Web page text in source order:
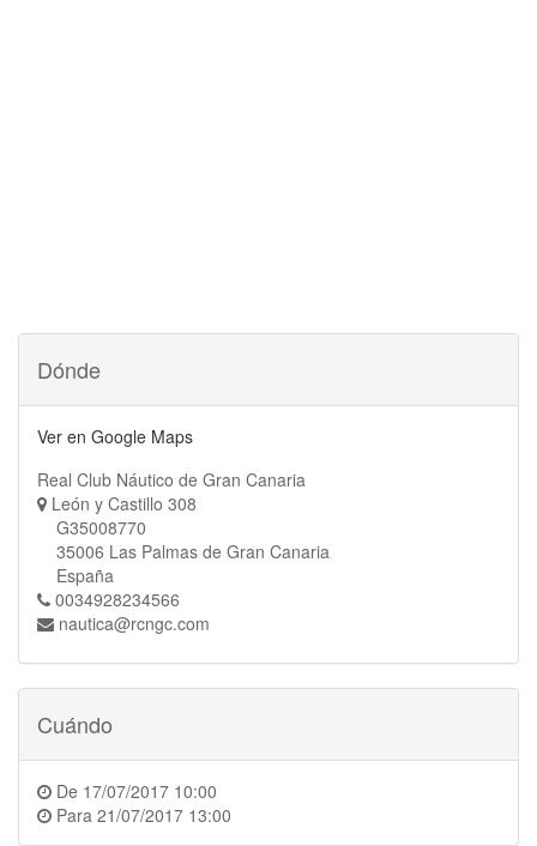
Dónde
Ver en Google Maps
Real Club Náutico de Gran Canaria
León y Castillo 308
G35008770
35006 Las Palmas de Gran Canaria
España
0034928234566
nautica@rcngc.com
Cuándo
De 17/07/2017 10:00
Para 21/07/2017 13:00